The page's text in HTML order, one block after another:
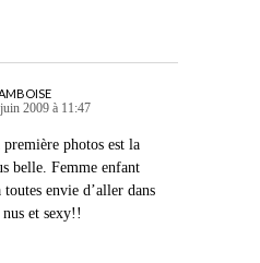
2009 à 11:47
première photos est la
belle. Femme enfant
envie d’aller dans
nus et sexy!!